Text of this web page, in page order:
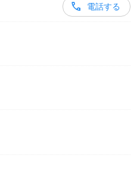
電話する